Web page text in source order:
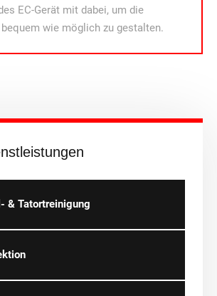
& Tatortreinigung
EC-Gerät mit dabei, um die
wie möglich zu gestalten.